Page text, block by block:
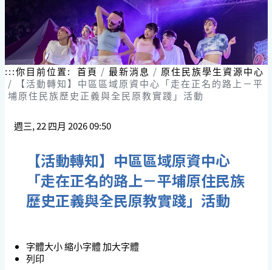
:::你目前位置: 首頁 最新消息
原住民族學生資源中心
【活動轉知】中區區域原資中心「走在正名的路上－平
埔原住民族歷史正義與全民原教實踐」活動
週三, 22 四月 2026 09:50
【活動轉知】中區區域原資中心
「走在正名的路上－平埔原住民族
歷史正義與全民原教實踐」活動
字體大小縮小字體加大字體
列印